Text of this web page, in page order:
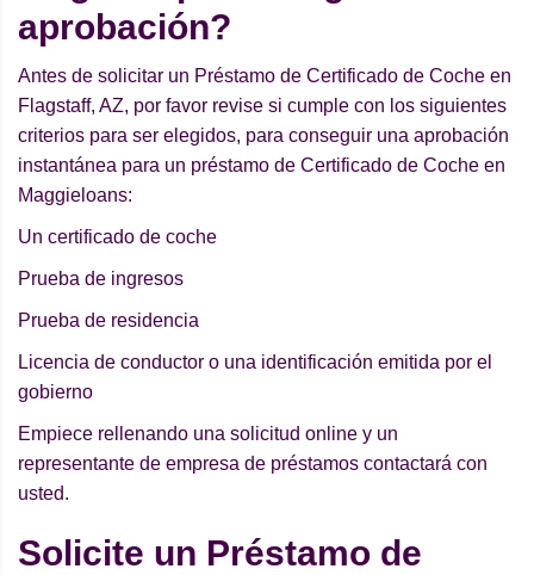
aprobación?
Antes de solicitar un Préstamo de Certificado de Coche en
Flagstaff, AZ, por favor revise si cumple con los siguientes
criterios para ser elegidos, para conseguir una aprobación
instantánea para un préstamo de Certificado de Coche en
Maggieloans:
Un certificado de coche
Prueba de ingresos
Prueba de residencia
Licencia de conductor o una identificación emitida por el
gobierno
Empiece rellenando una solicitud online y un
representante de empresa de préstamos contactará con
usted.
Solicite un Préstamo de